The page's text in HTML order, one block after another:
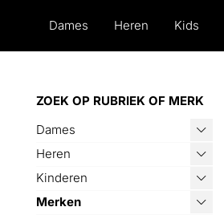
Dames Heren Kids
ZOEK OP RUBRIEK OF MERK
Dames
Heren
Kinderen
Merken